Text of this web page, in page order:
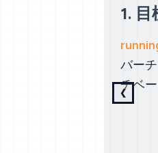
前のスラ
❮
1.
バー
チベ